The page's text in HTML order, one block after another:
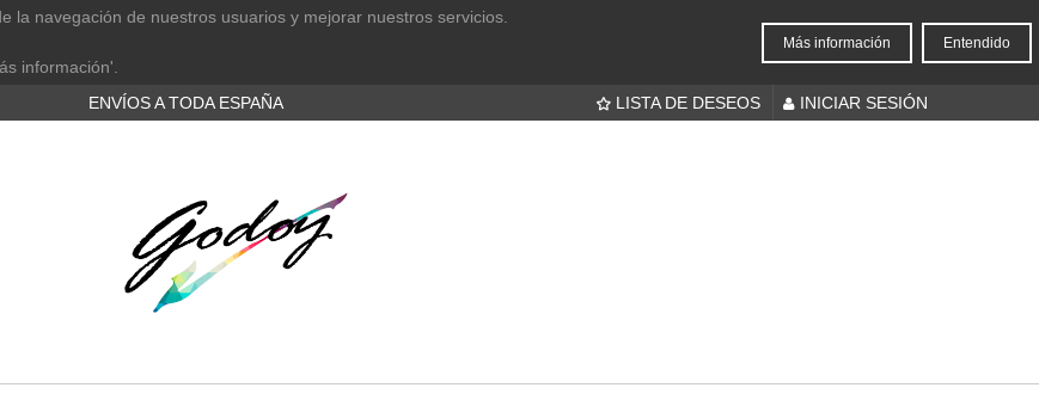
navegación de nuestros usuarios y mejorar nuestros servicios.
información'.
Más información Entendido
ENVÍOS A TODA ESPAÑA LISTA DE DESEOS INICIAR SESIÓN